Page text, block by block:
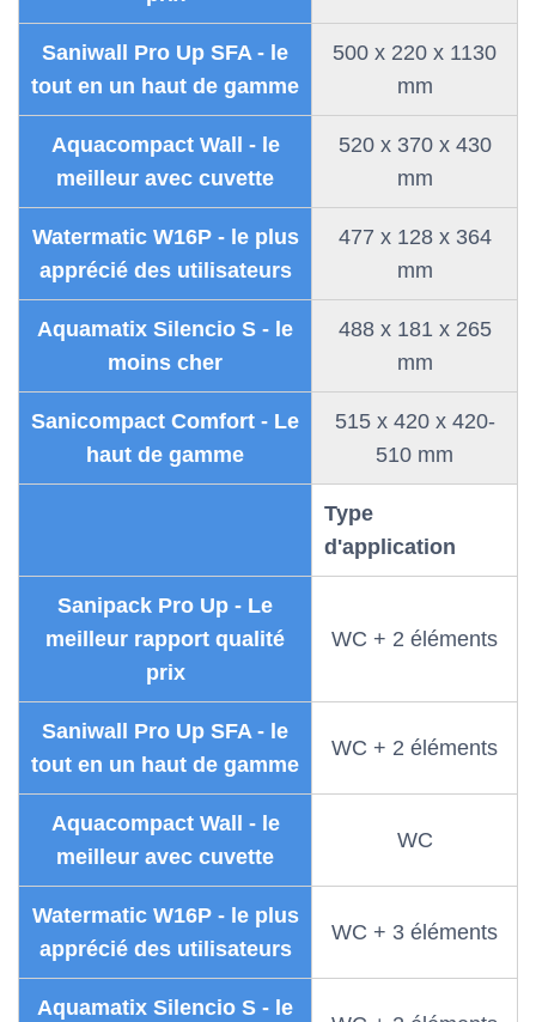
Saniwall Pro Up SFA - le
tout en un haut de gamme
500 x 220 x 1130
mm
Aquacompact Wall - le
meilleur avec cuvette
520 x 370 x 430
mm
Watermatic W16P - le plus
apprécié des utilisateurs
477 x 128 x 364
mm
Aquamatix Silencio S - le
moins cher
488 x 181 x 265
mm
Sanicompact Comfort - Le
haut de gamme
515 x 420 x 420-
510 mm
Type
d'application
Sanipack Pro Up - Le
meilleur rapport qualité
prix
WC + 2 éléments
Saniwall Pro Up SFA - le
tout en un haut de gamme
WC + 2 éléments
Aquacompact Wall - le
meilleur avec cuvette
WC
Watermatic W16P - le plus
apprécié des utilisateurs
WC + 3 éléments
Aquamatix Silencio S - le